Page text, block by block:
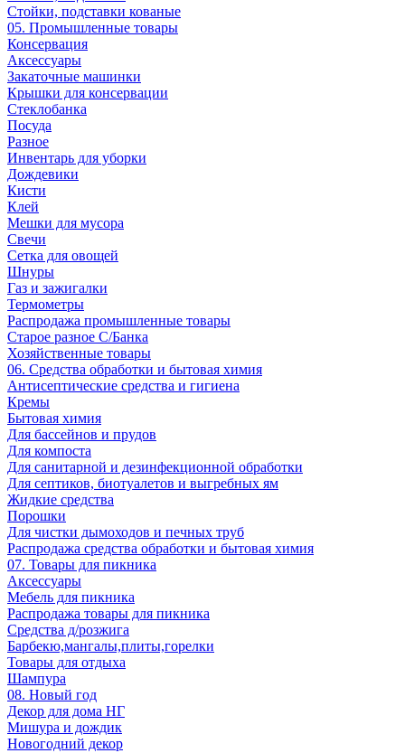
Стойки, подставки кованые
05. Промышленные товары
Консервация
Аксессуары
Закаточные машинки
Крышки для консервации
Стеклобанка
Посуда
Разное
Инвентарь для уборки
Дождевики
Кисти
Клей
Мешки для мусора
Свечи
Сетка для овощей
Шнуры
Газ и зажигалки
Термометры
Распродажа промышленные товары
Старое разное С/Банка
Хозяйственные товары
06. Средства обработки и бытовая химия
Антисептические средства и гигиена
Кремы
Бытовая химия
Для бассейнов и прудов
Для компоста
Для санитарной и дезинфекционной обработки
Для септиков, биотуалетов и выгребных ям
Жидкие средства
Порошки
Для чистки дымоходов и печных труб
Распродажа средства обработки и бытовая химия
07. Товары для пикника
Аксессуары
Мебель для пикника
Распродажа товары для пикника
Средства д/розжига
Барбекю,мангалы,плиты,горелки
Товары для отдыха
Шампура
08. Новый год
Декор для дома НГ
Мишура и дождик
Новогодний декор